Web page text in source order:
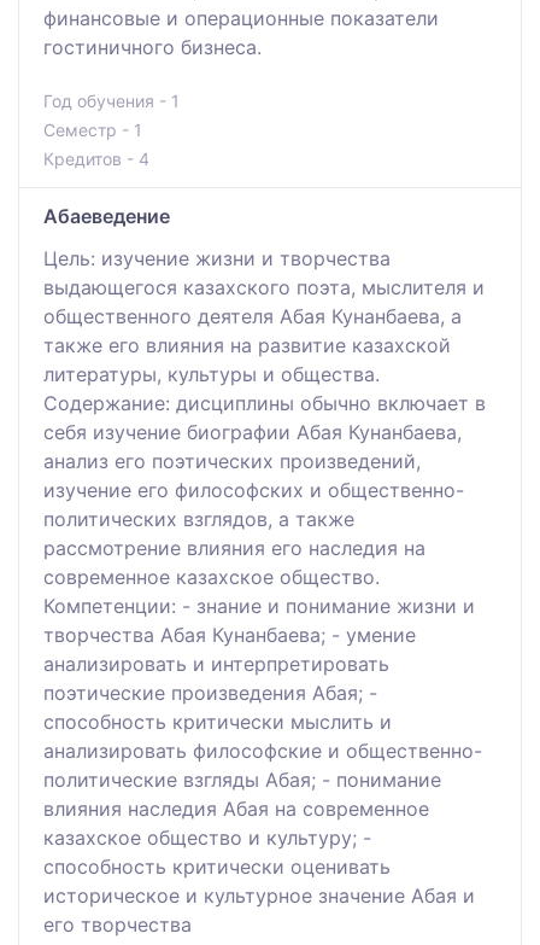
финансовые и операционные показатели
гостиничного бизнеса.
Год обучения - 1
Семестр - 1
Кредитов - 4
Абаеведение
Цель: изучение жизни и творчества
выдающегося казахского поэта, мыслителя и
общественного деятеля Абая Кунанбаева, а
также его влияния на развитие казахской
литературы, культуры и общества.
Содержание: дисциплины обычно включает в
себя изучение биографии Абая Кунанбаева,
анализ его поэтических произведений,
изучение его философских и общественно-
политических взглядов, а также
рассмотрение влияния его наследия на
современное казахское общество.
Компетенции: - знание и понимание жизни и
творчества Абая Кунанбаева; - умение
анализировать и интерпретировать
поэтические произведения Абая; -
способность критически мыслить и
анализировать философские и общественно-
политические взгляды Абая; - понимание
влияния наследия Абая на современное
казахское общество и культуру; -
способность критически оценивать
историческое и культурное значение Абая и
его творчества